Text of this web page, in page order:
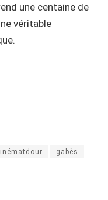
une centaine de
véritable
gabès